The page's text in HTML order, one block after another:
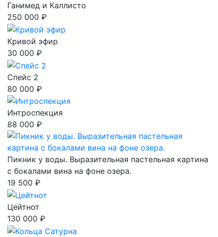
Ганимед и Каллисто
250 000 ₽
Кривой эфир
30 000 ₽
Спейс 2
80 000 ₽
Интроспекция
88 000 ₽
Пикник у воды. Выразительная пастельная картина
с бокалами вина на фоне озера.
19 500 ₽
Цейтнот
130 000 ₽